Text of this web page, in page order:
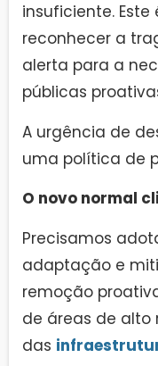
insuficiente.
reconhecer a
alerta para a
públicas
A urgência de
uma política de
O novo normal
Precisamos
adaptação e
remoção
de áreas de alto
das